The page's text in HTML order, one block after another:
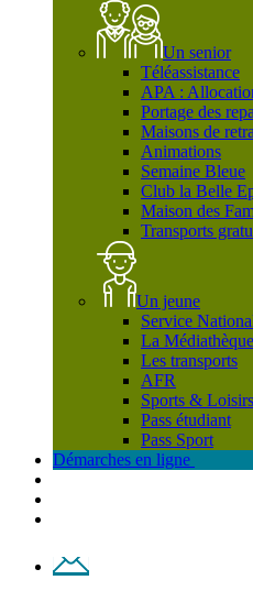
Un senior
Téléassistance
APA :
Portage des
Maisons de
Animations
Semaine Bleue
Club la Belle
Maison des
Transports
Un jeune
Service
La Médiathèque
Les transports
AFR
Sports & Loisirs
Pass étudiant
Pass Sport
Démarches en ligne
Contact